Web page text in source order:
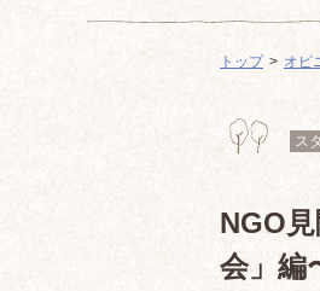
トップ オピ
ス
NGO
会」編